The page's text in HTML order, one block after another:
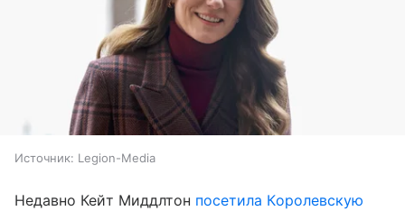
Источник: Legion-Media
Недавно Кейт Миддлтон посетила Королевскую